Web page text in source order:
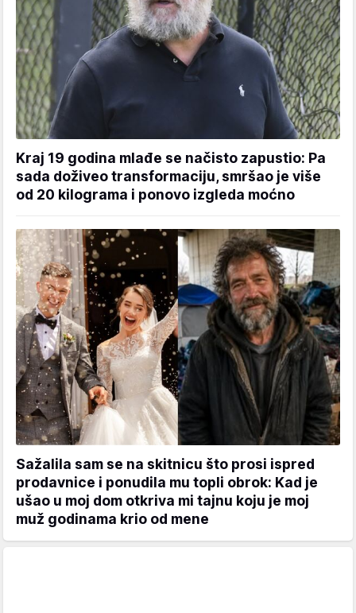
Kraj 19 godina mlađe se načisto zapustio: Pa
sada doživeo transformaciju, smršao je više
od 20 kilograma i ponovo izgleda moćno
Sažalila sam se na skitnicu što prosi ispred
prodavnice i ponudila mu topli obrok: Kad je
ušao u moj dom otkriva mi tajnu koju je moj
muž godinama krio od mene